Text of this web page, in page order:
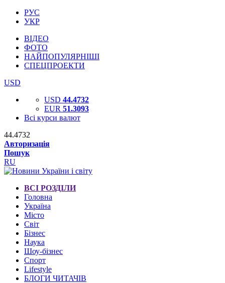
РУС
УКР
ВІДЕО
ФОТО
НАЙПОПУЛЯРНІШІ
СПЕЦПРОЕКТИ
USD
USD 44.4732
EUR 51.3093
Всі курси валют
44.4732
Авторизація
Пошук
RU
ВСІ РОЗДІЛИ
Головна
Україна
Місто
Світ
Бізнес
Наука
Шоу-бізнес
Спорт
Lifestyle
БЛОГИ ЧИТАЧІВ